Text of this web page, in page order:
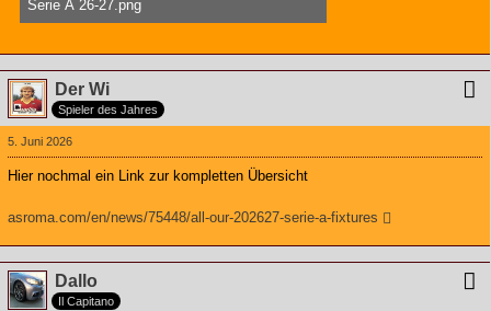
Serie A 26-27.png
386,32 kB, 639×844, 9 mal angesehen
Der Wi
Spieler des Jahres
5. Juni 2026
Hier nochmal ein Link zur kompletten Übersicht
asroma.com/en/news/75448/all-our-202627-serie-a-fixtures
Dallo
Il Capitano